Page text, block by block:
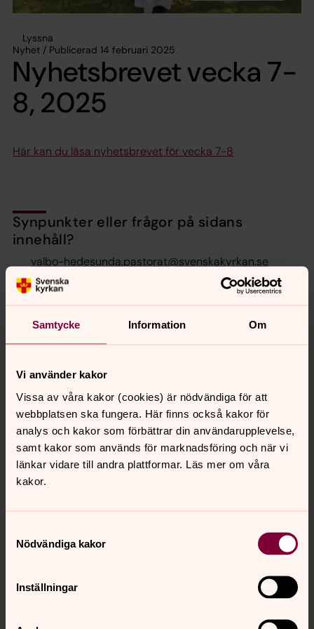
Samtycke Information Om
Vi använder kakor
Vissa av våra kakor (cookies) är nödvändiga för att
webbplatsen ska fungera. Här finns också kakor för
analys och kakor som förbättrar din användarupplevelse,
samt kakor som används för marknadsföring och när vi
länkar vidare till andra plattformar. Läs mer om våra
kakor.
Nödvändiga kakor
Inställningar
Lyssna
Nyhet / Publicerad 14 februari 2025
Nyhetsbrevet vecka 7-
8, 2025
Här kan du läsa nyhetsbrevet för vecka 7-8
Synpunkter eller frågor på sidans
innehåll?
valbo-hedesunda.pastorat@svenskakyrkan.se
Dela
Tillbaka till toppen
Tillbaka till innehållet
Kontakt
Kalender
Hitta snabbt